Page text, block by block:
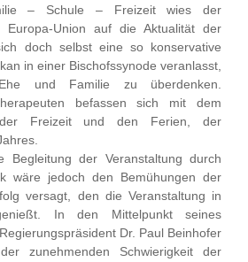
– Schule – Freizeit wies der
Europa-Union auf die Aktualität der
doch selbst eine so konservative
in einer Bischofssynode veranlasst,
und Familie zu überdenken.
befassen sich mit dem
Freizeit und den Ferien, der
Begleitung der Veranstaltung durch
wäre jedoch den Bemühungen der
versagt, den die Veranstaltung in
In den Mittelpunkt seines
Dr. Paul Beinhofer
zunehmenden Schwierigkeit der